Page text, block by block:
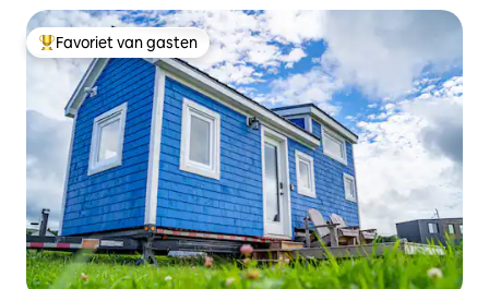
Topfavoriet van gasten
Favoriet van gasten